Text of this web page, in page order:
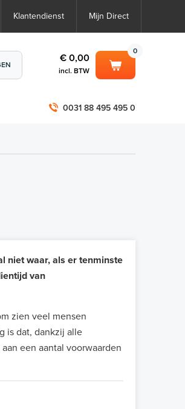
Klantendienst Mijn Direct
0
€ 0,00
incl. BTW
0031 88 495 495 0
niet waar, als er tenminste
van
zien veel mensen
is dat, dankzij alle
een aantal voorwaarden